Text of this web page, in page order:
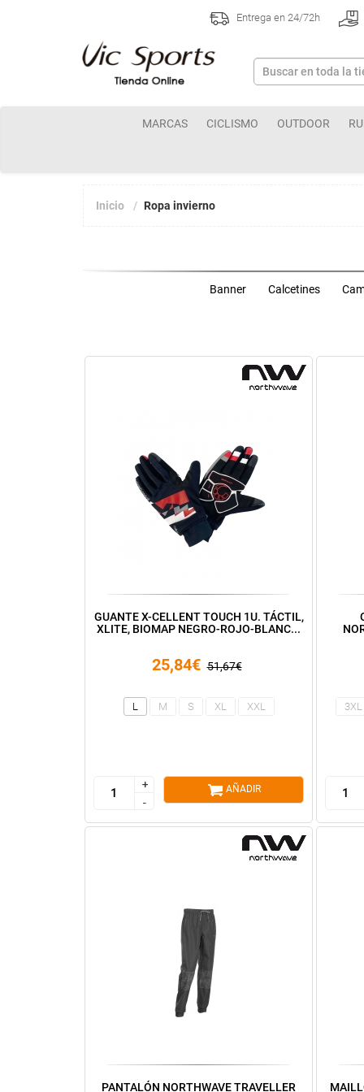
Entrega en 24/72h
MARCAS CICLISMO OUTDOOR
Inicio Ropa invierno
Banner Calcetines
GUANTE X-CELLENT TOUCH 1U. TÁCTIL,
XLITE, BIOMAP NEGRO-ROJO-BLANC...
25,84€ 51,67€
L M S XL XXL
+
-
+
-
AÑADIR
3XL
PANTALÓN NORTHWAVE TRAVELLER